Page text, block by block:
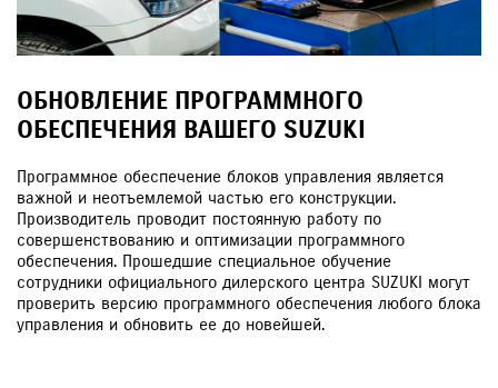
ОБНОВЛЕНИЕ ПРОГРАММНОГО
ОБЕСПЕЧЕНИЯ ВАШЕГО SUZUKI
Программное обеспечение блоков управления является
важной и неотъемлемой частью его конструкции.
Производитель проводит постоянную работу по
совершенствованию и оптимизации программного
обеспечения. Прошедшие специальное обучение
сотрудники официального дилерского центра SUZUKI могут
проверить версию программного обеспечения любого блока
управления и обновить ее до новейшей.